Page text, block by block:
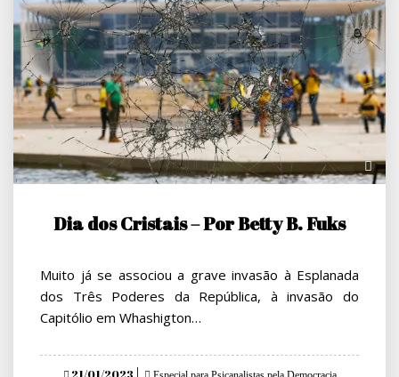
Dia dos Cristais – Por Betty B. Fuks
Muito já se associou a grave invasão à Esplanada
dos Três Poderes da República, à invasão do
Capitólio em Whashigton…
Posted